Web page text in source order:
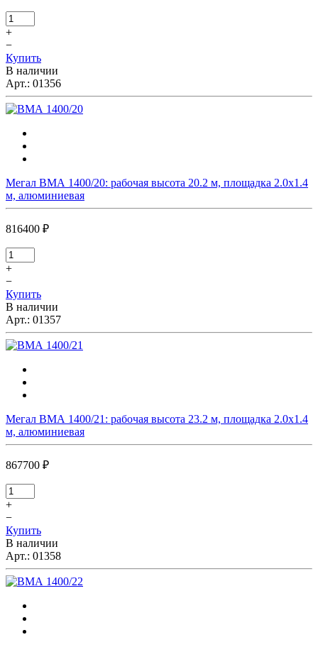
+
−
Купить
В наличии
Арт.: 01356
Мегал ВМА 1400/20: рабочая высота 20.2 м, площадка 2.0х1.4
м, алюминиевая
816400 ₽
+
−
Купить
В наличии
Арт.: 01357
Мегал ВМА 1400/21: рабочая высота 23.2 м, площадка 2.0х1.4
м, алюминиевая
867700 ₽
+
−
Купить
В наличии
Арт.: 01358